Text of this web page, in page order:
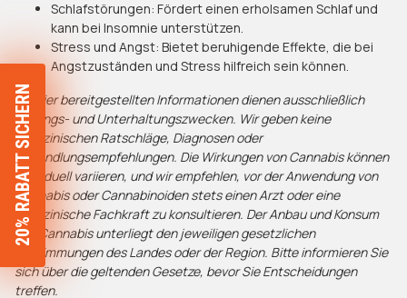
Schlafstörungen: Fördert einen erholsamen Schlaf und
kann bei Insomnie unterstützen.​
Stress und Angst: Bietet beruhigende Effekte, die bei
Angstzuständen und Stress hilfreich sein können.
Die hier bereitgestellten Informationen dienen ausschließlich
Bildungs- und Unterhaltungszwecken. Wir geben keine
medizinischen Ratschläge, Diagnosen oder
Behandlungsempfehlungen. Die Wirkungen von Cannabis können
individuell variieren, und wir empfehlen, vor der Anwendung von
Cannabis oder Cannabinoiden stets einen Arzt oder eine
medizinische Fachkraft zu konsultieren. Der Anbau und Konsum
von Cannabis unterliegt den jeweiligen gesetzlichen
Bestimmungen des Landes oder der Region. Bitte informieren Sie
sich über die geltenden Gesetze, bevor Sie Entscheidungen
treffen.
20% RABATT SICHERN